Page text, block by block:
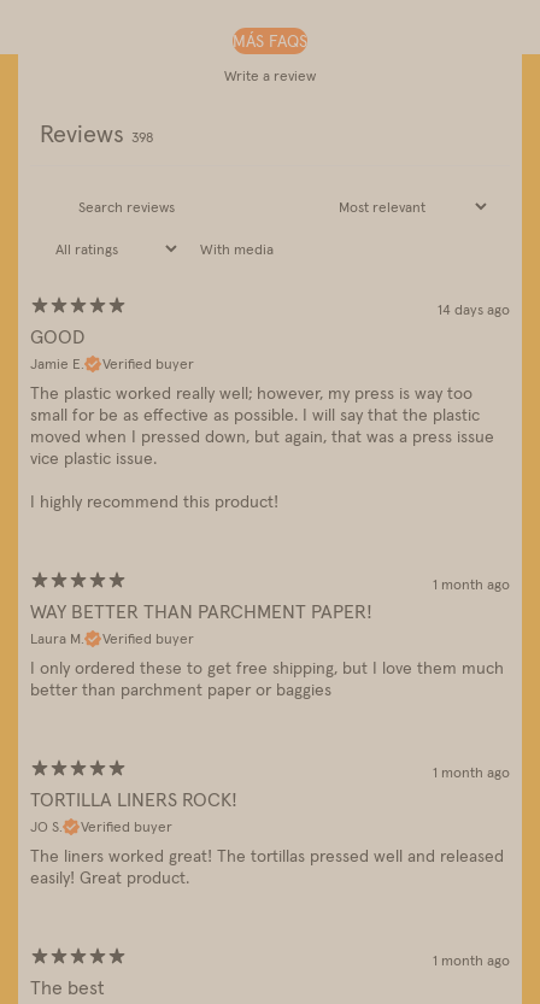
MÁS FAQS
Write a review
Reviews 398
With media
14 days ago
GOOD
Jamie E. Verified buyer
The plastic worked really well; however, my press is way too
small for be as effective as possible. I will say that the plastic
moved when I pressed down, but again, that was a press issue
vice plastic issue.
I highly recommend this product!
1 month ago
WAY BETTER THAN PARCHMENT PAPER!
Laura M. Verified buyer
I only ordered these to get free shipping, but I love them much
better than parchment paper or baggies
1 month ago
TORTILLA LINERS ROCK!
JO S. Verified buyer
The liners worked great! The tortillas pressed well and released
easily! Great product.
1 month ago
The best